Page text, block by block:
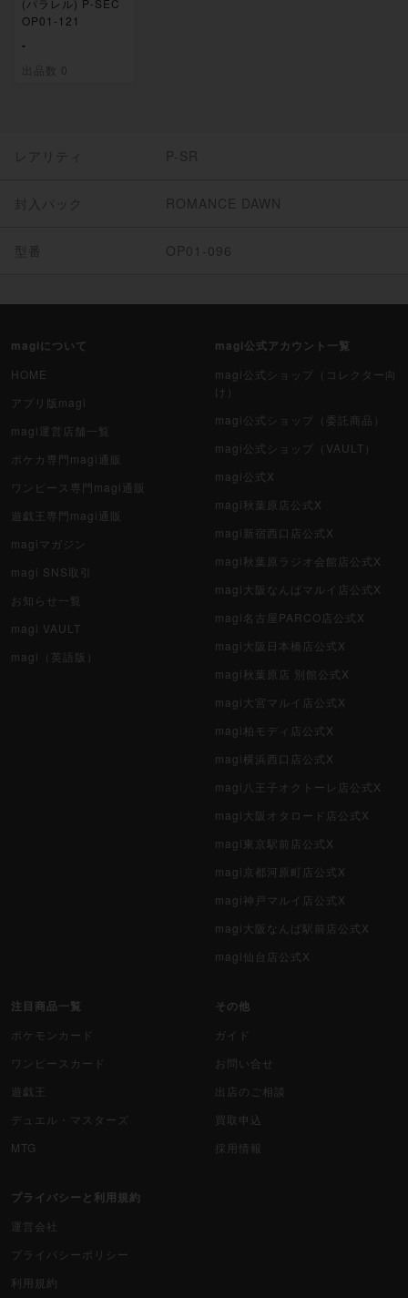
(パラレル) P-SEC
OP01-121
-
出品数 0
レアリティ P-SR
封入パック ROMANCE DAWN
型番 OP01-096
magiについて
HOME
アプリ版magi
magi運営店舗一覧
ポケカ専門magi通販
ワンピース専門magi通販
遊戯王専門magi通販
magiマガジン
magi SNS取引
お知らせ一覧
magi VAULT
magi（英語版）
magi公式アカウント一覧
magi公式ショップ（コレクター向
け）
magi公式ショップ（委託商品）
magi公式ショップ（VAULT）
magi公式X
magi秋葉原店公式X
magi新宿西口店公式X
magi秋葉原ラジオ会館店公式X
magi大阪なんばマルイ店公式X
magi名古屋PARCO店公式X
magi大阪日本橋店公式X
magi秋葉原店 別館公式X
magi大宮マルイ店公式X
magi柏モディ店公式X
magi横浜西口店公式X
magi八王子オクトーレ店公式X
magi大阪オタロード店公式X
magi東京駅前店公式X
magi京都河原町店公式X
magi神戸マルイ店公式X
magi大阪なんば駅前店公式X
magi仙台店公式X
注目商品一覧
ポケモンカード
ワンピースカード
遊戯王
デュエル・マスターズ
MTG
その他
ガイド
お問い合せ
出店のご相談
買取申込
採用情報
プライバシーと利用規約
運営会社
プライバシーポリシー
利用規約